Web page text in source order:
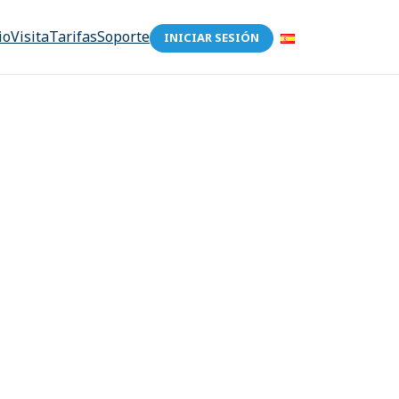
VisitaTarifasSoporte INICIAR SESIÓN